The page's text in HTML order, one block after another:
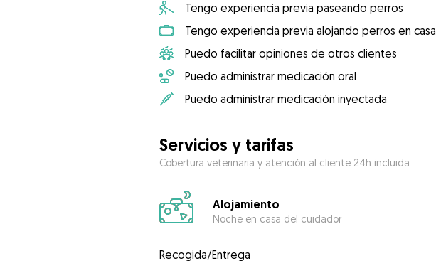
Tengo experiencia previa paseando perros
Tengo experiencia previa alojando perros en casa
Puedo facilitar opiniones de otros clientes
Puedo administrar medicación oral
Puedo administrar medicación inyectada
Servicios y tarifas
Cobertura veterinaria y atención al cliente 24h incluida
Alojamiento
Noche en casa del cuidador
Recogida/Entrega